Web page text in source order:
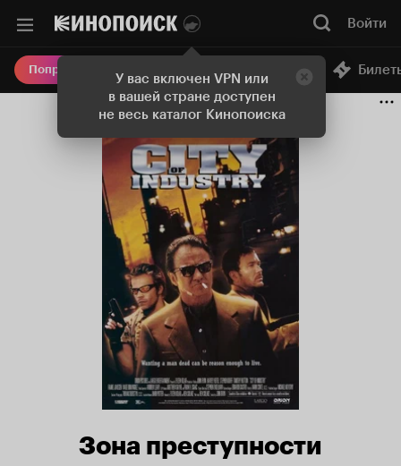
У вас включен VPN или
в вашей стране доступен
не весь каталог Кинопоиска
Войти
Попробовать Плюс Онлайн-кинотеатр
Зона преступности